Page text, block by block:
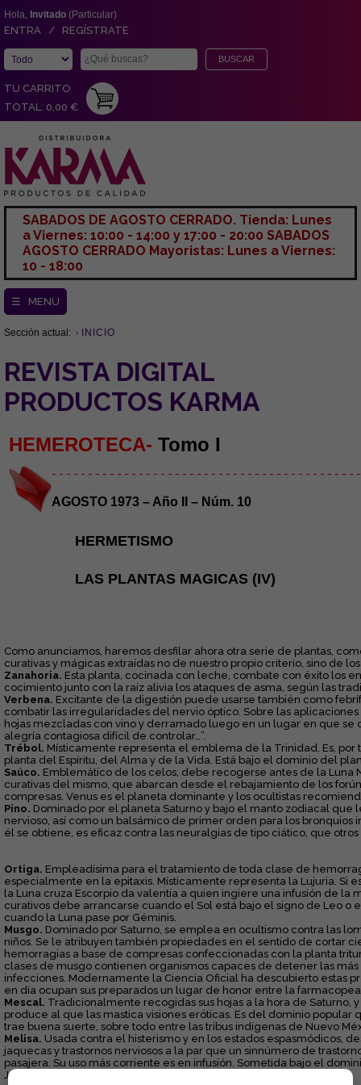
Hola, Invitado (Particular)
ENTRA / REGÍSTRATE
TU CARRITO
TOTAL: 0,00 €
SABADOS DE AGOSTO CERRADO. Tienda: Lunes
a Viernes: 10:00 - 14:00 y 17:00 - 20:00 SABADOS
AGOSTO CERRADO Mayoristas: Lunes a Viernes:
10 - 18:00
☰ MENU
Sección actual: INICIO
REVISTA DIGITAL
PRODUCTOS KARMA
HEMEROTECA- Tomo I
- - - - - - - - - - - - - - - - - - - - - - - - - - - - - - - - - - - - - - - - - -
AGOSTO 1973 – Año II – Núm. 10
HERMETISMO
LAS PLANTAS MAGICAS (IV)
Como anunciamos, haremos desfilar ahora otra serie de plantas,
curativas y mágicas extraídas no de nuestro propio criterio, sino de
Zanahoria. Esta planta, cocinada con leche, combate con éxito los
cocimiento junto con la raíz alivia los ataques de asma, según las
Verbena. Excitante de la digestión puede usarse también como
combatir las irregularidades del nervio óptico. Sobre las
hojas mezcladas con vino y derramado luego en un lugar en que
alegría contagiosa difícil de controlar…”.
Trébol. Místicamente representa el emblema de la Trinidad. Es,
planta del Espíritu, del Alma y de la Vida. Está bajo el dominio del
Saúco. Emblemático de los celos, debe recogerse antes de la
curativas del mismo, que abarcan desde el rebajamiento de los
compresas. Venus es el planeta dominante y los ocultistas
Pino. Dominado por el planeta Saturno y bajo el manto zodiacal
nervioso, así como un balsámico de primer orden para los
él se obtiene, es eficaz contra las neuralgias de tipo ciático, que
Ortiga. Empleadísima para el tratamiento de toda clase de
especialmente en la epitaxis. Místicamente representa la Lujuria. Si
la Luna cruza Escorpio da valentía a quien ingiere una infusión de la
curativos debe arrancarse cuando el Sol está bajo el signo de Leo o
cuando la Luna pase por Géminis.
Musgo. Dominado por Saturno, se emplea en ocultismo contra las
niños. Se le atribuyen también propiedades en el sentido de cortar
hemorragias a base de compresas confeccionadas con la planta
clases de musgo contienen organismos capaces de detener las más
infecciones. Modernamente la Ciencia Oficial ha descubierto estas
en día ocupan sus preparados un lugar de honor entre la
Mescal. Tradicionalmente recogidas sus hojas a la hora de Saturno,
produce al que las mastica visiones eróticas. Es del dominio popular
trae buena suerte, sobre todo entre las tribus indígenas de Nuevo
Melisa. Usada contra el histerismo y en los estados espasmódicos,
jaquecas y trastornos nerviosos a la par que un sinnúmero de
pasajera. Su uso más corriente es en infusión. Sometida bajo el
Júpiter.